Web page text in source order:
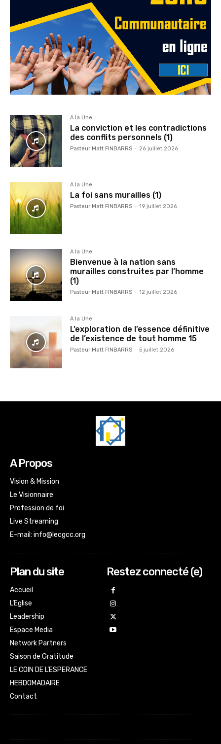
A la Une
La conviction et les contradictions
des conflits personnels (1)
Pasteur Matt FINBARRS - 26 juillet 2026
A la Une
La foi sans murailles (1)
Pasteur Matt FINBARRS - 19 juillet 2026
A la Une
Bienvenue à la nation sans
murailles construites par l’homme
(1)
Pasteur Matt FINBARRS - 12 juillet 2026
A la Une
L’exploration de l’essence définitive
de l’existence de tout homme 15
Pasteur Matt FINBARRS - 5 juillet 2026
A Propos
Vision & Mission
Le Visionnaire
Profession de foi
Live Streaming
E-mail: info@lecgcc.org
Plan du site
Accueil
L’Eglise
Leadership
Espace Media
Network Partners
Saison de Gratitude
LE COIN DE L’ESPERANCE
HEBDOMADAIRE
Contact
Restez connecté (e)